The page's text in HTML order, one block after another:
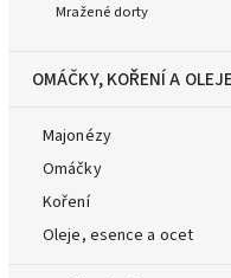
Mražené dorty
OMÁČKY, KOŘENÍ A
Majonézy
Omáčky
Koření
Oleje, esence a ocet